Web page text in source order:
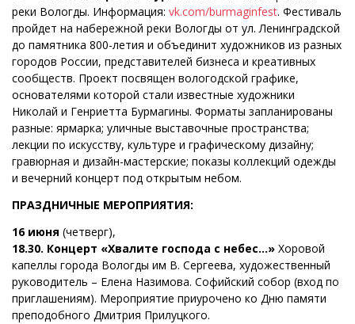
реки Вологды. Информация: vk.com/burmaginfest. Фестиваль
пройдет на набережной реки Вологды от ул. Ленинградской
до памятника 800-летия и объединит художников из разных
городов России, представителей бизнеса и креативных
сообществ. Проект посвящен вологодской графике,
основателями которой стали известные художники
Николай и Генриетта Бурмагины. Форматы запланированы
разные: ярмарка; уличные выставочные пространства;
лекции по искусству, культуре и графическому дизайну;
гравюрная и дизайн-мастерские; показы коллекций одежды
и вечерний концерт под открытым небом.
ПРАЗДНИЧНЫЕ МЕРОПРИЯТИЯ:
16 июня (четверг),
18.30. Концерт «Хвалите господа с небес…» Хоровой
капеллы города Вологды им В. Сергеева, художественный
руководитель – Елена Назимова. Софийский собор (вход по
приглашениям). Мероприятие приурочено ко Дню памяти
преподобного Дмитрия Прилуцкого.